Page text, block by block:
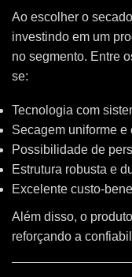
Ao escolher o
investindo em um
no segmento. Entre
se:
Tecnologia com
Secagem uniforme e
Possibilidade de
Estrutura robusta e
Excelente custo-
Além disso, o
reforçando a